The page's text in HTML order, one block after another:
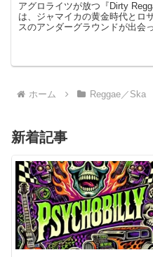
アグロライツが放つ『Dirty
は、ジャマイカの黄金時代とロ
スのアンダーグラウンドが出会
ウンドがここに
ホーム Reggae／Ska
新着記事